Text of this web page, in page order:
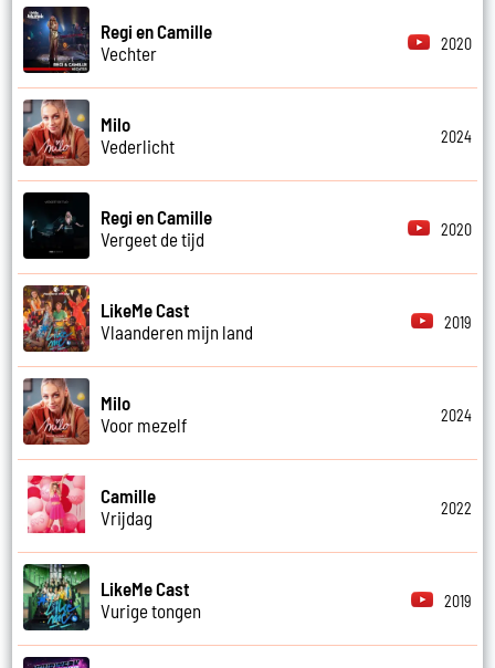
Regi en Camille
Vechter
2020
Milo
Vederlicht
2024
Regi en Camille
Vergeet de tijd
2020
LikeMe Cast
Vlaanderen mijn land
2019
Milo
Voor mezelf
2024
Camille
Vrijdag
2022
LikeMe Cast
Vurige tongen
2019